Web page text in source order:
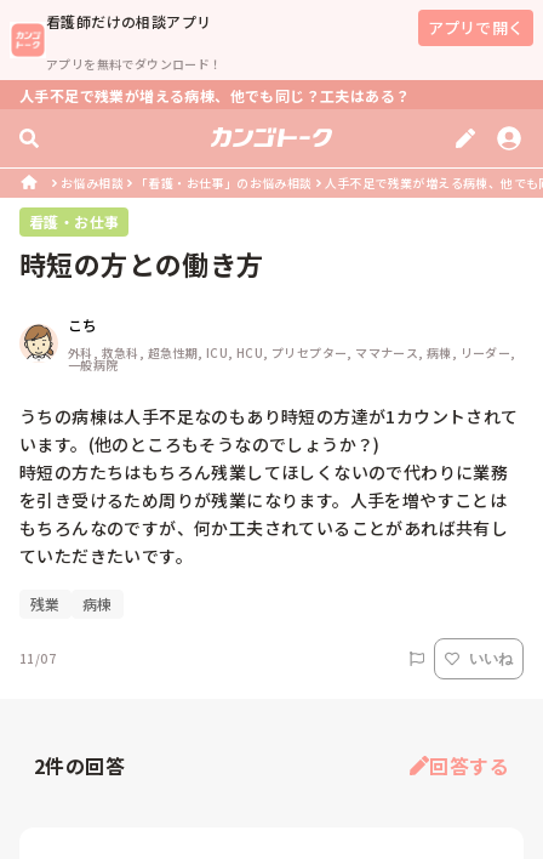
看護師だけの相談アプリ
アプリを無料でダウンロード！
アプリで開く
人手不足で残業が増える病棟、他でも同じ？工夫はある？
お悩み相談 「看護・お仕事」のお悩み相談 人手不足で残業が増える病棟、他で
看護・お仕事
時短の方との働き方
こち
外科, 救急科, 超急性期, ICU, HCU, プリセプター, ママナース, 病棟, リーダー,
一般病院
うちの病棟は人手不足なのもあり時短の方達が1カウントされて
います。(他のところもそうなのでしょうか？)
時短の方たちはもちろん残業してほしくないので代わりに業務
を引き受けるため周りが残業になります。人手を増やすことは
もちろんなのですが、何か工夫されていることがあれば共有し
ていただきたいです。
残業 病棟
11/07 いいね
2件の回答 回答する